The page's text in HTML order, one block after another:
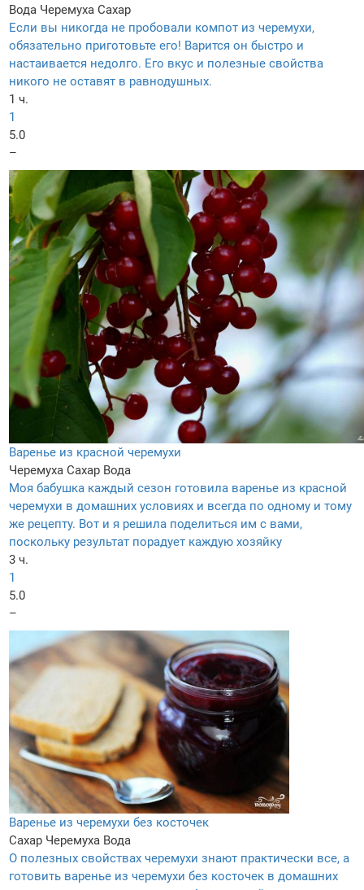
Вода Черемуха Сахар
Если вы никогда не пробовали компот из черемухи,
обязательно приготовьте его! Варится он быстро и
настаивается недолго. Его вкус и полезные свойства
никого не оставят в равнодушных.
1 ч.
1
5.0
–
Варенье из красной черемухи
Черемуха Сахар Вода
Моя бабушка каждый сезон готовила варенье из красной
черемухи в домашних условиях и всегда по одному и тому
же рецепту. Вот и я решила поделиться им с вами,
поскольку результат порадует каждую хозяйку
3 ч.
1
5.0
–
Варенье из черемухи без косточек
Сахар Черемуха Вода
О полезных свойствах черемухи знают практически все, а
готовить варенье из черемухи без косточек в домашних